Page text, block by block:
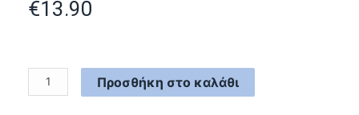
€13.90
Προσθήκη στο καλάθι